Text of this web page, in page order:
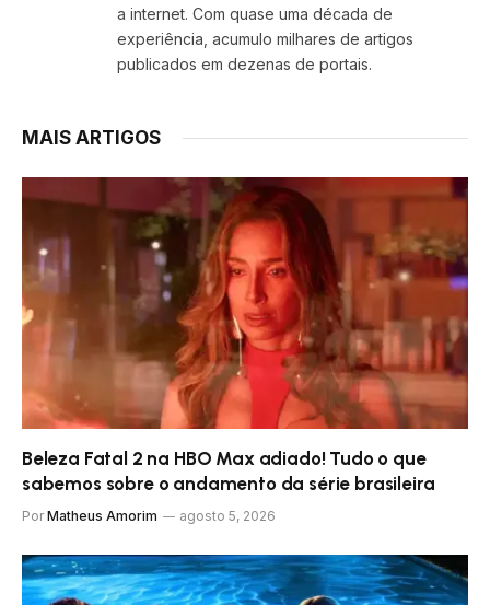
a internet. Com quase uma década de
experiência, acumulo milhares de artigos
publicados em dezenas de portais.
MAIS ARTIGOS
Beleza Fatal 2 na HBO Max adiado! Tudo o que
sabemos sobre o andamento da série brasileira
Por Matheus Amorim agosto 5, 2026